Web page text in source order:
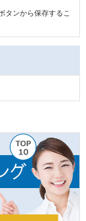
タンから保存するこ